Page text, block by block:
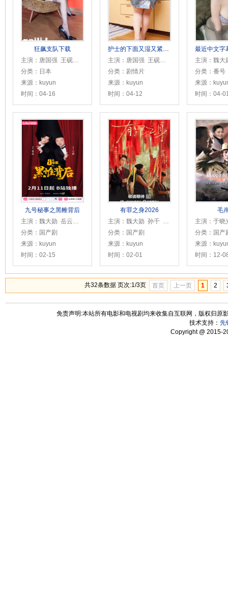
狂飙支队下载
主演：唐国强 王砚辉 刘劲 辛柏青 张颂文 黄晓明 章子怡 朱亚文 张子枫 魏大勋 肖央 王骁 陈飞宇 魏晨 尹昉 张宥浩 海清 王传君 郎月婷 杜淳 贾冰 林永健 王伍福 安荣生 王楷
分类：日本
来源：kuyun
时间：04-16
护士的下面又湿又紧10P
主演：唐国强 王砚辉 刘劲 辛柏青 张颂文 黄晓明 章子怡 朱亚文 张子枫 魏大勋 肖央 王骁 陈飞宇 魏晨 尹昉 张宥浩 海清 王传君 郎月婷 杜淳 贾冰 林永健 王伍福 安荣生 王楷
分类：剧情片
来源：kuyun
时间：04-12
最近中文字
分类：番号
来源：
时间：04-
九号秘事之黑帷背后
主演：魏大勋 岳云鹏 蔡文静 张子贤 张俪 郎月婷 蒋诗萌 刘陆 闫楠 王小木 节冰 王雅婷
分类：国产剧
来源：kuyun
时间：02-15
有罪之身2026
主演：魏大勋 孙千 王龙正 高至霆 王真儿 吴刚 李传缨 张帆 林鹏 石文中 杨子骅 曲高位 王维申 扈天翼 肖鼎臣 徐思雨 李艺科 侯拂明 星棋
分类：国产剧
来源：kuyun
时间：02-01
毛
分类：国产
来源：
时间：12-
共32条数据 页次:1/3页 首页 上一页 1 2
免责声明:本站所有电影和电视剧均来收集自互联网，版权归原
技术支持： 先
Copyright @ 2015-